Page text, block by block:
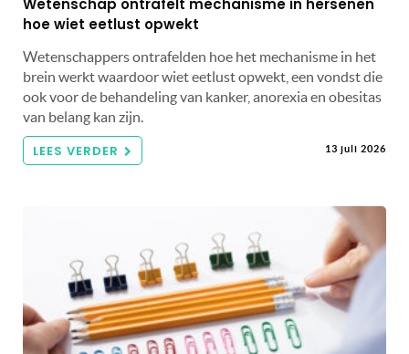
Wetenschap ontrafelt mechanisme in hersenen
hoe wiet eetlust opwekt
Wetenschappers ontrafelden hoe het mechanisme in het
brein werkt waardoor wiet eetlust opwekt, een vondst die
ook voor de behandeling van kanker, anorexia en obesitas
van belang kan zijn.
LEES VERDER 13 juli 2026